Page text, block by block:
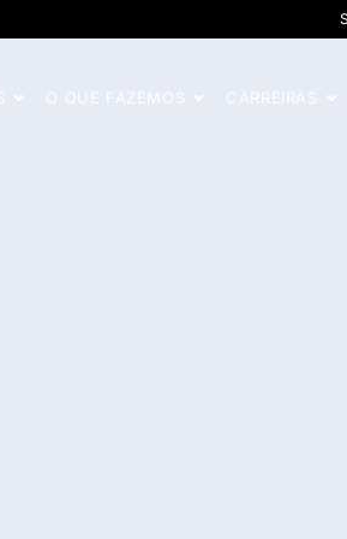
O QUE FAZEMOS CARREIRAS